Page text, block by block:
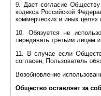
9. Дает согласие Обществу
кодекса Российской
коммерческих и иных целях
10. Обязуется не
передавать третьим лицам
11. В случае если
согласен, Пользователь
Возобновление
Общество оставляет за